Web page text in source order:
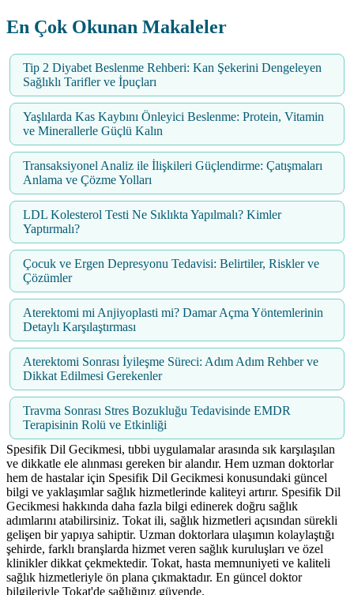
En Çok Okunan Makaleler
Tip 2 Diyabet Beslenme Rehberi: Kan Şekerini Dengeleyen
Sağlıklı Tarifler ve İpuçları
Yaşlılarda Kas Kaybını Önleyici Beslenme: Protein, Vitamin
ve Minerallerle Güçlü Kalın
Transaksiyonel Analiz ile İlişkileri Güçlendirme: Çatışmaları
Anlama ve Çözme Yolları
LDL Kolesterol Testi Ne Sıklıkta Yapılmalı? Kimler
Yaptırmalı?
Çocuk ve Ergen Depresyonu Tedavisi: Belirtiler, Riskler ve
Çözümler
Aterektomi mi Anjiyoplasti mi? Damar Açma Yöntemlerinin
Detaylı Karşılaştırması
Aterektomi Sonrası İyileşme Süreci: Adım Adım Rehber ve
Dikkat Edilmesi Gerekenler
Travma Sonrası Stres Bozukluğu Tedavisinde EMDR
Terapisinin Rolü ve Etkinliği
Spesifik Dil Gecikmesi, tıbbi uygulamalar arasında sık karşılaşılan
ve dikkatle ele alınması gereken bir alandır. Hem uzman doktorlar
hem de hastalar için Spesifik Dil Gecikmesi konusundaki güncel
bilgi ve yaklaşımlar sağlık hizmetlerinde kaliteyi artırır. Spesifik Dil
Gecikmesi hakkında daha fazla bilgi edinerek doğru sağlık
adımlarını atabilirsiniz. Tokat ili, sağlık hizmetleri açısından sürekli
gelişen bir yapıya sahiptir. Uzman doktorlara ulaşımın kolaylaştığı
şehirde, farklı branşlarda hizmet veren sağlık kuruluşları ve özel
klinikler dikkat çekmektedir. Tokat, hasta memnuniyeti ve kaliteli
sağlık hizmetleriyle ön plana çıkmaktadır. En güncel doktor
bilgileriyle Tokat'de sağlığınız güvende.